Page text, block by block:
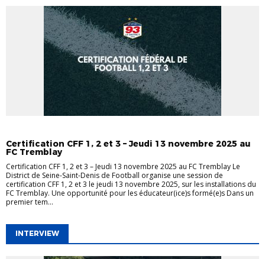
Certification CFF 1, 2 et 3 – Jeudi 13 novembre 2025 au
FC Tremblay
Certification CFF 1, 2 et 3 – Jeudi 13 novembre 2025 au FC Tremblay Le
District de Seine-Saint-Denis de Football organise une session de
certification CFF 1, 2 et 3 le jeudi 13 novembre 2025, sur les installations du
FC Tremblay. Une opportunité pour les éducateur(ice)s formé(e)s Dans un
premier tem...
INTERVIEW